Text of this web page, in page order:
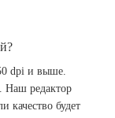
dpi и выше.
Наш редактор
качество будет